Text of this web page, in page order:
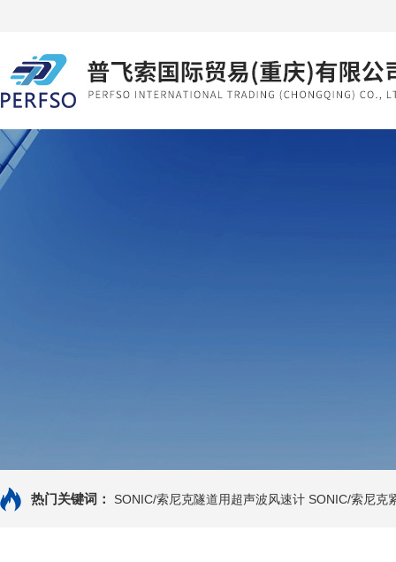
热门关键词： SONIC/索尼克隧道用超声波风速计 SONIC/索尼克